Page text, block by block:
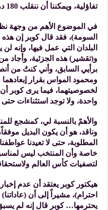
تفاؤلية، ويمكننا أن ننقلب 180 درجة إن أردنا الإثارة والتشويق!
في الموضوع الأهم من وجهة
السومة)، فقد قال كوبر إن
البلدان التي عمل فيها، وإنه
و(تقشير) هذه الجزئية،
برأيي السابق، وأني كنتُ من
ومحمود المواس بقرار
لخصوصيتهما، فيما يرى كوبر
واحدة، ولا توجد استثناءات
والأهمّ بالنسبة لي، كمشجع
وناقد، هو أن يكون البديل
المطلوبة، حتى لا تعيدنا
خاصة وأن المنتخب ليس
لتصفيات كأس العالم
هيكتور كوبر يعتقد أن عدم
احترام)، مشيراً إلى أن
يحترمها… كوبر قال إنه لم